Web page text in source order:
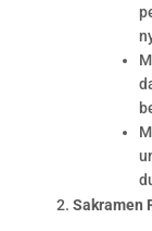
Sakramen